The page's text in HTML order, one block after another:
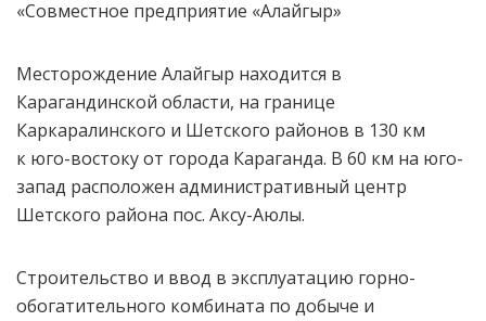
«Совместное предприятие «Алайгыр»
Месторождение Алайгыр находится в
Карагандинской области, на границе
Каркаралинского и Шетского районов в 130 км
к юго-востоку от города Караганда. В 60 км на юго-
запад расположен административный центр
Шетского района пос. Аксу-Аюлы.
Строительство и ввод в эксплуатацию горно-
обогатительного комбината по добыче и